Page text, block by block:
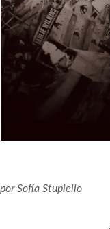
porSofía Stupiello